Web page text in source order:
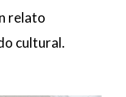
relato
cultural.